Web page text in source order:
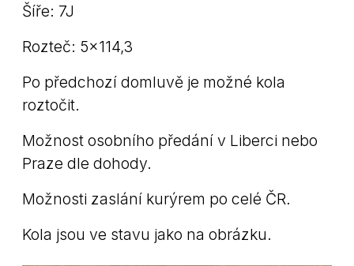
Šíře: 7J
Rozteč: 5x114,3
Po předchozí domluvě je možné kola
roztočit.
Možnost osobního předání v Liberci nebo
Praze dle dohody.
Možnosti zaslání kurýrem po celé ČR.
Kola jsou ve stavu jako na obrázku.